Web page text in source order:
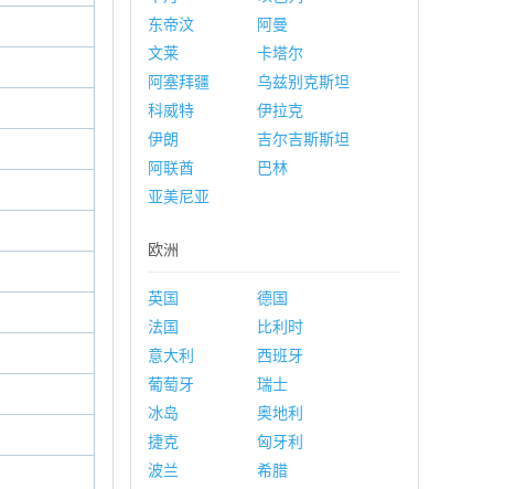
东帝汶
阿曼
文莱
卡塔尔
阿塞拜疆
乌兹别克斯坦
科威特
伊拉克
伊朗
吉尔吉斯斯坦
阿联酋
巴林
亚美尼亚
欧洲
英国
德国
法国
比利时
意大利
西班牙
葡萄牙
瑞士
冰岛
奥地利
捷克
匈牙利
波兰
希腊